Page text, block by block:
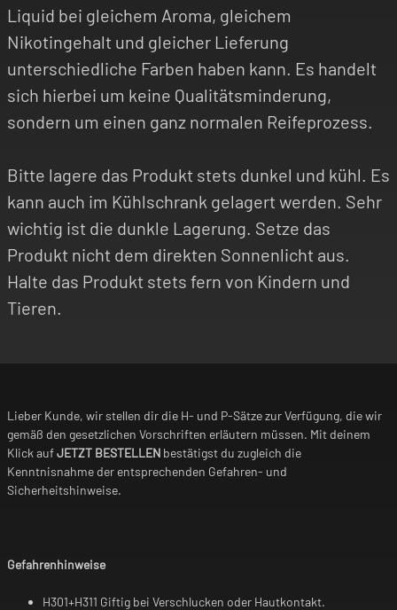
Liquid bei gleichem Aroma, gleichem
Nikotingehalt und gleicher Lieferung
unterschiedliche Farben haben kann. Es handelt
sich hierbei um keine Qualitätsminderung,
sondern um einen ganz normalen Reifeprozess.
Bitte lagere das Produkt stets dunkel und kühl. Es
kann auch im Kühlschrank gelagert werden. Sehr
wichtig ist die dunkle Lagerung. Setze das
Produkt nicht dem direkten Sonnenlicht aus.
Halte das Produkt stets fern von Kindern und
Tieren.
Lieber Kunde, wir stellen dir die H- und P-Sätze zur Verfügung, die wir
gemäß den gesetzlichen Vorschriften erläutern müssen. Mit deinem
Klick aufJETZT BESTELLEN bestätigst du zugleich die
Kenntnisnahme der entsprechenden Gefahren- und
Sicherheitshinweise.
Gefahrenhinweise
H301+H311 Giftig bei Verschlucken oder Hautkontakt.